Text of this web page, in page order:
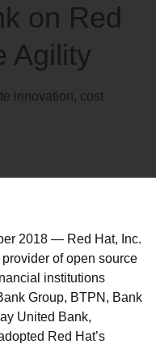
on Red
Agility
innovation, cost
2018 — Red Hat, Inc.
of open source
institutions
Group, BTPN, Bank
United Bank,
Red Hat’s